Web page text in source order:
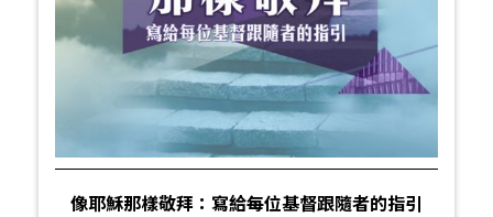
像耶穌那樣敬拜：寫給每位基督跟隨者的指引